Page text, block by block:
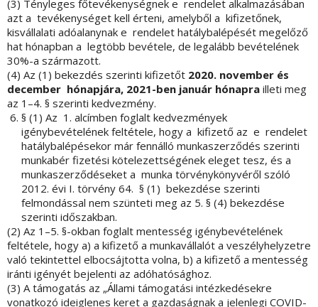
(3) Tényleges főtevékenységnek e rendelet alkalmazásában
azt a tevékenységet kell érteni, amelyből a kifizetőnek,
kisvállalati adóalanynak e rendelet hatálybalépését megelőző
hat hónapban a legtöbb bevétele, de legalább bevételének
30%-a származott.
(4) Az (1) bekezdés szerinti kifizetőt 2020. november és
december hónapjára, 2021-ben január hónapra illeti meg
az 1–4. § szerinti kedvezmény.
§ (1) Az 1. alcímben foglalt kedvezmények
igénybevételének feltétele, hogy a kifizető az e rendelet
hatálybalépésekor már fennálló munkaszerződés szerinti
munkabér fizetési kötelezettségének eleget tesz, és a
munkaszerződéseket a munka törvénykönyvéről szóló
2012. évi I. törvény 64. § (1) bekezdése szerinti
felmondással nem szünteti meg az 5. § (4) bekezdése
szerinti időszakban.
(2) Az 1–5. §-okban foglalt mentesség igénybevételének
feltétele, hogy a) a kifizető a munkavállalót a veszélyhelyzetre
való tekintettel elbocsájtotta volna, b) a kifizető a mentesség
iránti igényét bejelenti az adóhatósághoz.
(3) A támogatás az „Állami támogatási intézkedésekre
vonatkozó ideiglenes keret a gazdaságnak a jelenlegi COVID-